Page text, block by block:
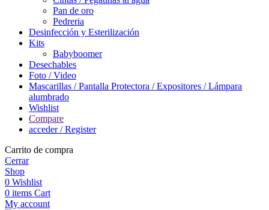
Pan de oro
Pedreria
Desinfección y Esterilización
Kits
Babyboomer
Desechables
Foto / Video
Mascarillas / Pantalla Protectora / Expositores / Lámpara
alumbrado
Wishlist
Compare
acceder / Register
Carrito de compra
Cerrar
Shop
0 Wishlist
0 items Cart
My account